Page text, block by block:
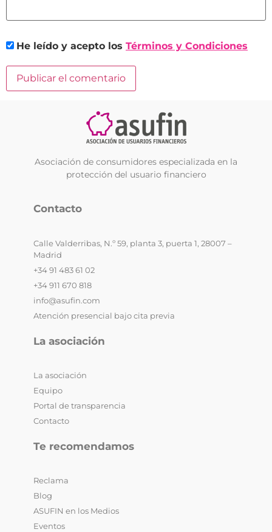
He leído y acepto los Términos y Condiciones
Asociación de consumidores especializada en la
protección del usuario financiero
Contacto
Calle Valderribas, N.º 59, planta 3, puerta 1, 28007 –
Madrid
+34 91 483 61 02
+34 911 670 818
info@asufin.com
Atención presencial bajo cita previa
La asociación
La asociación
Equipo
Portal de transparencia
Contacto
Te recomendamos
Reclama
Blog
ASUFIN en los Medios
Eventos